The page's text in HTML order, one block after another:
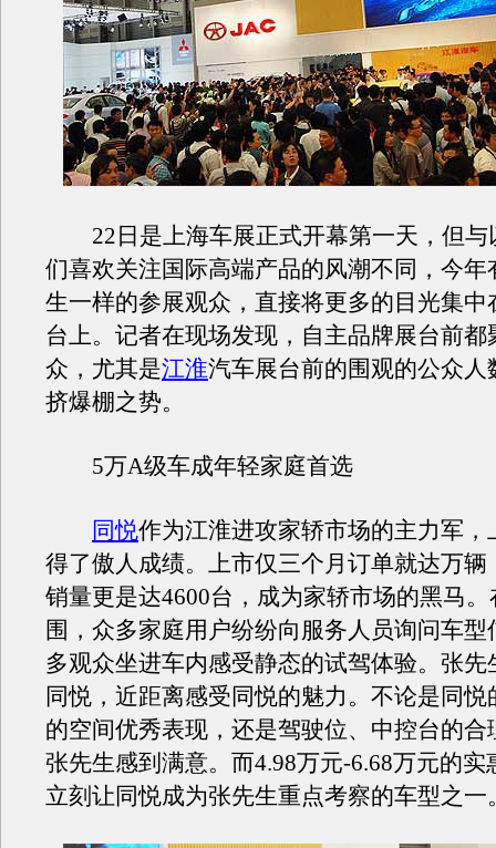
22日是上海车展正式开幕第一天，但与
们喜欢关注国际高端产品的风潮不同，今年
生一样的参展观众，直接将更多的目光集中
台上。记者在现场发现，自主品牌展台前都
众，尤其是江淮汽车展台前的围观的公众人
挤爆棚之势。
5万A级车成年轻家庭首选
同悦作为江淮进攻家轿市场的主力军，
得了傲人成绩。上市仅三个月订单就达万辆
销量更是达4600台，成为家轿市场的黑马
围，众多家庭用户纷纷向服务人员询问车型
多观众坐进车内感受静态的试驾体验。张先
同悦，近距离感受同悦的魅力。不论是同悦
的空间优秀表现，还是驾驶位、中控台的合
张先生感到满意。而4.98万元-6.68万元的实
立刻让同悦成为张先生重点考察的车型之一